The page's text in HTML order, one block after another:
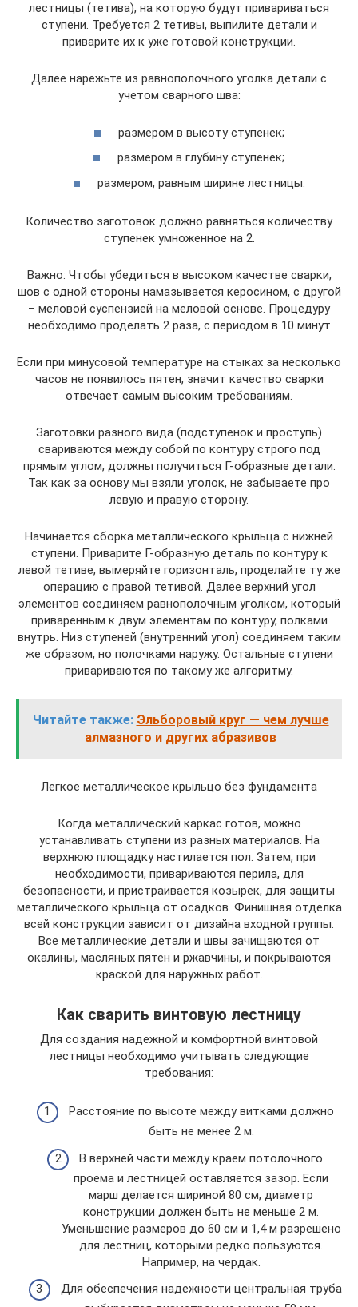
лестницы (тетива), на которую будут привариваться
ступени. Требуется 2 тетивы, выпилите детали и
приварите их к уже готовой конструкции.
Далее нарежьте из равнополочного уголка детали с
учетом сварного шва:
размером в высоту ступенек;
размером в глубину ступенек;
размером, равным ширине лестницы.
Количество заготовок должно равняться количеству
ступенек умноженное на 2.
Важно: Чтобы убедиться в высоком качестве сварки,
шов с одной стороны намазывается керосином, с другой
– меловой суспензией на меловой основе. Процедуру
необходимо проделать 2 раза, с периодом в 10 минут
Если при минусовой температуре на стыках за несколько
часов не появилось пятен, значит качество сварки
отвечает самым высоким требованиям.
Заготовки разного вида (подступенок и проступь)
свариваются между собой по контуру строго под
прямым углом, должны получиться Г-образные детали.
Так как за основу мы взяли уголок, не забываете про
левую и правую сторону.
Начинается сборка металлического крыльца с нижней
ступени. Приварите Г-образную деталь по контуру к
левой тетиве, вымеряйте горизонталь, проделайте ту же
операцию с правой тетивой. Далее верхний угол
элементов соединяем равнополочным уголком, который
приваренным к двум элементам по контуру, полками
внутрь. Низ ступеней (внутренний угол) соединяем таким
же образом, но полочками наружу. Остальные ступени
привариваются по такому же алгоритму.
Читайте также: Эльборовый круг — чем лучше
алмазного и других абразивов
Легкое металлическое крыльцо без фундамента
Когда металлический каркас готов, можно
устанавливать ступени из разных материалов. На
верхнюю площадку настилается пол. Затем, при
необходимости, привариваются перила, для
безопасности, и пристраивается козырек, для защиты
металлического крыльца от осадков. Финишная отделка
всей конструкции зависит от дизайна входной группы.
Все металлические детали и швы зачищаются от
окалины, масляных пятен и ржавчины, и покрываются
краской для наружных работ.
Как сварить винтовую лестницу
Для создания надежной и комфортной винтовой
лестницы необходимо учитывать следующие
требования:
Расстояние по высоте между витками должно
быть не менее 2 м.
В верхней части между краем потолочного
проема и лестницей оставляется зазор. Если
марш делается шириной 80 см, диаметр
конструкции должен быть не меньше 2 м.
Уменьшение размеров до 60 см и 1,4 м разрешено
для лестниц, которыми редко пользуются.
Например, на чердак.
Для обеспечения надежности центральная труба